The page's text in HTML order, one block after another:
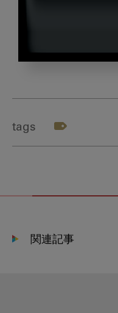
回：
科
か
社
tags
関連記事